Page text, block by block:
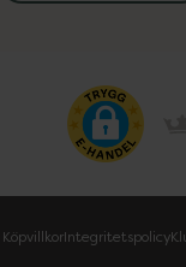
KöpvillkorIntegritetspolicy